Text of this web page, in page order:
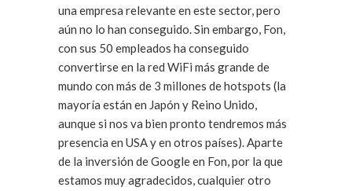
una empresa relevante en este sector, pero
aún no lo han conseguido. Sin embargo, Fon,
con sus 50 empleados ha conseguido
convertirse en la red WiFi más grande de
mundo con más de 3 millones de hotspots (la
mayoría están en Japón y Reino Unido,
aunque si nos va bien pronto tendremos más
presencia en USA y en otros países). Aparte
de la inversión de Google en Fon, por la que
estamos muy agradecidos, cualquier otro